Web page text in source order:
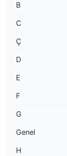
B
C
Ç
D
E
F
G
Genel
H